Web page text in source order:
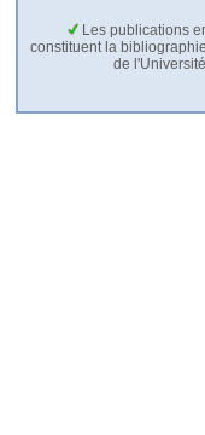
Les publications
constituent la
de